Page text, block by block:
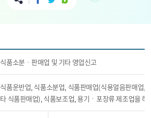
식품소분ㆍ판매업 및 기타 영업신고
식품운반업, 식품소분업, 식품판매업(식용얼음판매업,
타 식품판매업), 식품보조업, 용기ㆍ포장류 제조업을 하